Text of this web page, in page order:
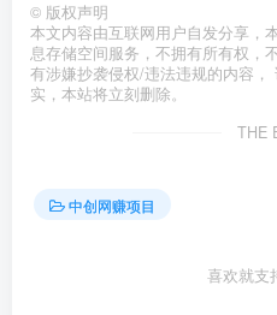
© 版权声明
本文内容由互联网用户自发分享，
息存储空间服务，不拥有所有权，
有涉嫌抄袭侵权/违法违规的内容
实，本站将立刻删除。
THE
中创网赚项目
喜欢就支